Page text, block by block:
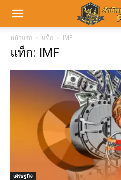
หน้าแรก แท็ก IMF
แท็ก: IMF
เศรษฐกิจ